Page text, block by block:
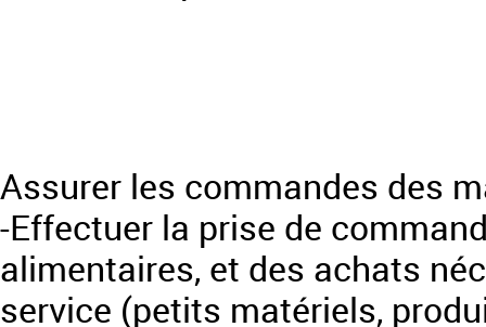
Assurer les commandes des
-Effectuer la prise de
alimentaires, et des achats
service (petits matériels,